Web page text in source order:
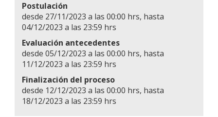
Postulación
desde 27/11/2023 a las 00:00 hrs, hasta
04/12/2023 a las 23:59 hrs
Evaluación antecedentes
desde 05/12/2023 a las 00:00 hrs, hasta
11/12/2023 a las 23:59 hrs
Finalización del proceso
desde 12/12/2023 a las 00:00 hrs, hasta
18/12/2023 a las 23:59 hrs